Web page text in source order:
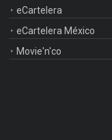
eCartelera
eCartelera México
Movie'n'co